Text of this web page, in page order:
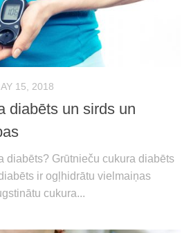
15, 2018
diabēts un sirds un
diabēts? Grūtnieču cukura diabēts
ir ogļhidrātu vielmaiņas
cukura...